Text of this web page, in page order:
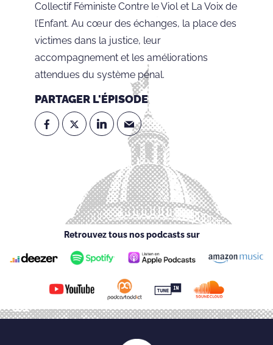
Collectif Féministe Contre le Viol et La Voix de
l’Enfant. Au cœur des échanges, la place des
victimes dans la justice, leur
accompagnement et les améliorations
attendues du système pénal.
PARTAGER L'ÉPISODE
Retrouvez tous nos podcasts sur